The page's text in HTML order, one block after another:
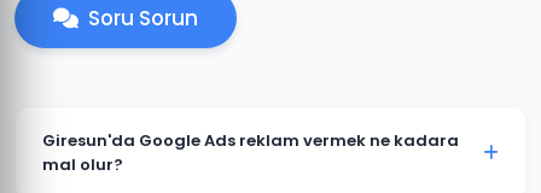
Soru Sorun
Giresun'da Google Ads reklam vermek ne kadara
mal olur?